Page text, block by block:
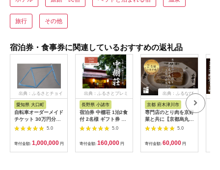
旅行 その他
宿泊券・食事券に関連しているおすすめの返礼品
出典：ふるさとチョイ
愛知県 大口町
自転車オーダーメイド
チケット 30万円分
【1360365】
5.0
寄付金額: 1,000,000 円
出典：ふるさとプレミ
長野県 小諸市
宿泊券 中棚荘 1泊2食
付 2名様 ギフト券 チ
ケット 券 宿泊 旅行
5.0
寄付金額: 160,000 円
出典：ふるなび
京都 府木津川市
専門店のとり肉を京野
菜と共に【京都烏丸御
池】で味わう2名様焼
鳥コースお食事券
5.0
寄付金額: 60,000 円